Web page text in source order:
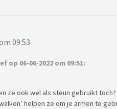
09:53
op 06-06-2022 om 09:51:
ze ook wel als steun gebruikt toch?
helpen ze om je armen te